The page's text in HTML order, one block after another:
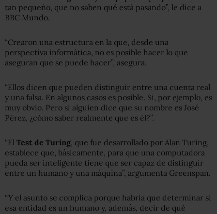
tan pequeño, que no saben qué está pasando”, le dice a
BBC Mundo.
“Crearon una estructura en la que, desde una
perspectiva informática, no es posible hacer lo que
aseguran que se puede hacer”, asegura.
“Ellos dicen que pueden distinguir entre una cuenta real
y una falsa. En algunos casos es posible. Si, por ejemplo, es
muy obvio. Pero si alguien dice que su nombre es José
Pérez, ¿cómo saber realmente que es él?”.
“El Test de Turing , que fue desarrollado por Alan Turing,
establece que, básicamente, para que una computadora
pueda ser inteligente tiene que ser capaz de distinguir
entre un humano y una máquina”, argumenta Greenspan.
“Y el asunto se complica porque habría que determinar si
esa entidad es un humano y, además, decir de qué